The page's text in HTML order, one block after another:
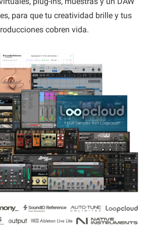
para que tu creatividad brille y tus
cobren vida.